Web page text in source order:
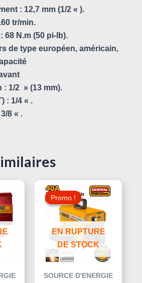
: 12,7 mm (1/2 « ).
tr/min.
68 N.m (50 pi-lb).
de type européen, américain,
: 1/2 » (13 mm).
: 1/4 « .
8 « .
Le
155,000 د.ت.
Promo !
EN RUPTURE
DE STOCK
Promo !
SOURCE D'ENERGIE
Prix
Initial
Était :
Le